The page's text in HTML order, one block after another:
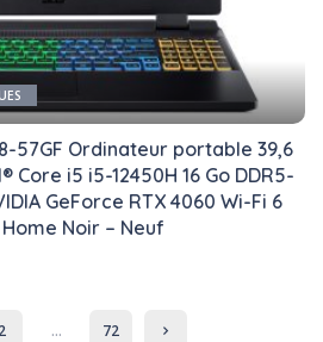
57GF Ordinateur portable 39,6
Core i5 i5-12450H 16 Go DDR5-
GeForce RTX 4060 Wi-Fi 6
Home Noir – Neuf
2 … 72